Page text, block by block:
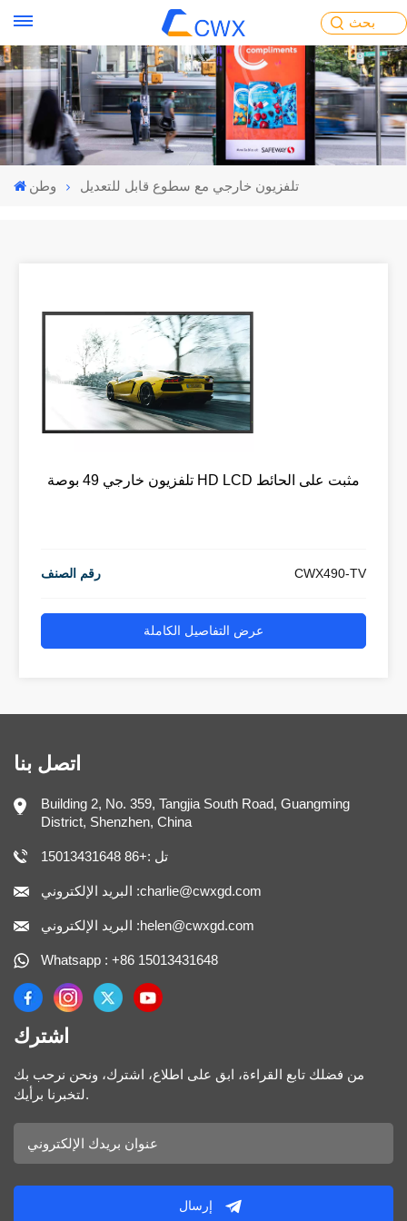
بحث
وطن تلفزيون خارجي مع سطوع قابل للتعديل
تلفزيون خارجي 49 بوصة HD LCD مثبت على الحائط
رقم الصنف CWX490-TV
عرض التفاصيل الكاملة
اتصل بنا
Building 2, No. 359, Tangjia South Road, Guangming
District, Shenzhen, China
تل :+86 15013431648
البريد الإلكتروني :charlie@cwxgd.com
البريد الإلكتروني :helen@cwxgd.com
Whatsapp : +86 15013431648
اشترك
من فضلك تابع القراءة، ابق على اطلاع، اشترك، ونحن نرحب بك
لتخبرنا برأيك.
إرسال